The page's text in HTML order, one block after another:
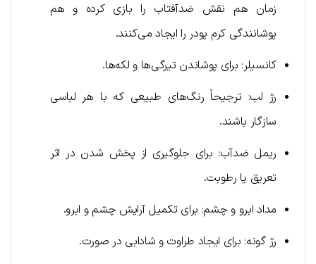
زمان هم نقش ضدآفتاب را بازی کرده و هم
پوشانندگی کرم پودر را ایجاد می‌کنند.
کانسیلر: برای پوشاندن تیرگی‌ها و لکه‌ها.
رژ لب: ترجیحاً رنگ‌های طبیعی که با هر لباسی
سازگار باشند.
ریمل ضدآب: برای جلوگیری از پخش شدن در اثر
تعریق یا رطوبت.
مداد ابرو و چشم: برای تکمیل آرایش چشم‌ و ابرو.
رژ گونه: برای ایجاد طراوت و شادابی در صورت.